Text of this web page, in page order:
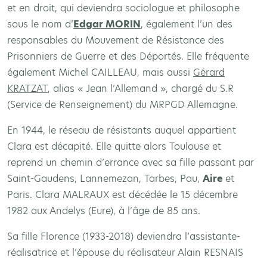
et en droit, qui deviendra sociologue et philosophe
sous le nom d’Edgar MORIN, également l’un des
responsables du Mouvement de Résistance des
Prisonniers de Guerre et des Déportés. Elle fréquente
également Michel CAILLEAU, mais aussi Gérard
KRATZAT, alias « Jean l’Allemand », chargé du S.R
(Service de Renseignement) du MRPGD Allemagne.
En 1944, le réseau de résistants auquel appartient
Clara est décapité. Elle quitte alors Toulouse et
reprend un chemin d’errance avec sa fille passant par
Saint-Gaudens, Lannemezan, Tarbes, Pau, Aire et
Paris. Clara MALRAUX est décédée le 15 décembre
1982 aux Andelys (Eure), à l’âge de 85 ans.
Sa fille Florence (1933-2018) deviendra l’assistante-
réalisatrice et l’épouse du réalisateur Alain RESNAIS